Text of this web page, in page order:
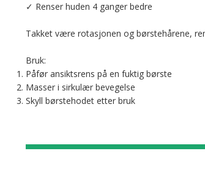
✓ Renser huden 4 ganger bedre
Takket være rotasjonen og børstehårene,
Bruk:
Påfør ansiktsrens på en fuktig børste
Masser i sirkulær bevegelse
Skyll børstehodet etter bruk